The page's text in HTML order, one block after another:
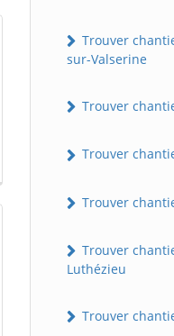
Trouver
sur-Valserine
Trouver
Trouver
Trouver
Trouver
Luthézieu
Trouver